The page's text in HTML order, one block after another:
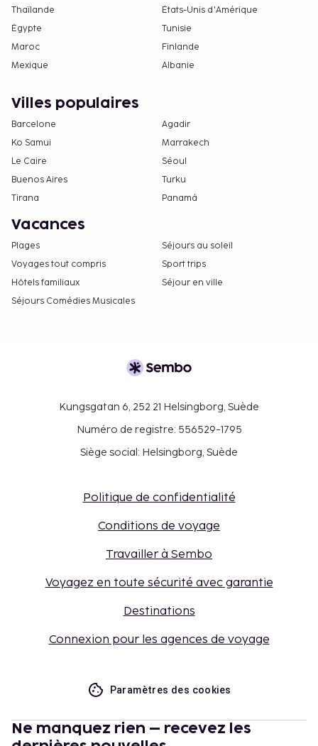
Thaïlande
États-Unis d'Amérique
Égypte
Tunisie
Maroc
Finlande
Mexique
Albanie
Villes populaires
Barcelone
Agadir
Ko Samui
Marrakech
Le Caire
Séoul
Buenos Aires
Turku
Tirana
Panamá
Vacances
Plages
Séjours au soleil
Voyages tout compris
Sport trips
Hôtels familiaux
Séjour en ville
Séjours Comédies Musicales
Kungsgatan 6, 252 21 Helsingborg, Suède
Numéro de registre: 556529-1795
Siège social: Helsingborg, Suède
Politique de confidentialité
Conditions de voyage
Travailler à Sembo
Voyagez en toute sécurité avec garantie
Destinations
Connexion pour les agences de voyage
Paramètres des cookies
Ne manquez rien – recevez les